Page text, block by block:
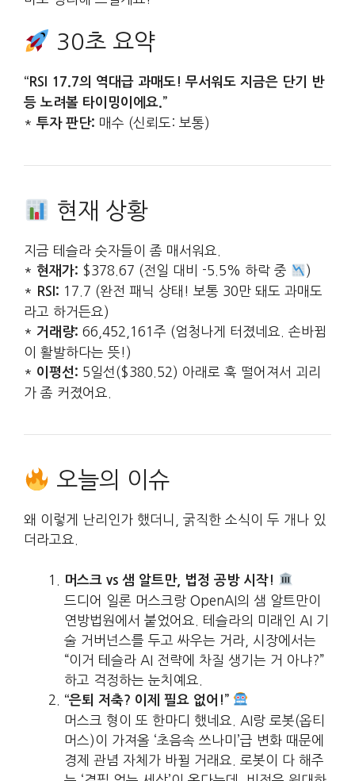
30초 요약
“RSI 17.7의 역대급 과매도! 무서워도 지금은 단기 반
등 노려볼 타이밍이에요.”
* 투자 판단: 매수 (신뢰도: 보통)
현재 상황
지금 테슬라 숫자들이 좀 매서워요.
* 현재가: $378.67 (전일 대비 -5.5% 하락 중
)
*
RSI: 17.7 (완전 패닉 상태! 보통 30만 돼도 과매도
라고 하거든요)
* 거래량: 66,452,161주 (엄청나게 터졌네요. 손바뀜
이 활발하다는 뜻!)
* 이평선: 5일선($380.52) 아래로 훅 떨어져서 괴리
가 좀 커졌어요.
오늘의 이슈
왜 이렇게 난리인가 했더니, 굵직한 소식이 두 개나 있
더라고요.
머스크 vs 샘 알트만, 법정 공방 시작!
드디어 일론 머스크랑 OpenAI의 샘 알트만이
연방법원에서 붙었어요. 테슬라의 미래인 AI 기
술 거버넌스를 두고 싸우는 거라, 시장에서는
“이거 테슬라 AI 전략에 차질 생기는 거 아냐?”
하고 걱정하는 눈치예요.
“은퇴 저축? 이제 필요 없어!”
머스크 형이 또 한마디 했네요. AI랑 로봇(옵티
머스)이 가져올 ‘초음속 쓰나미’급 변화 때문에
경제 관념 자체가 바뀔 거래요. 로봇이 다 해주